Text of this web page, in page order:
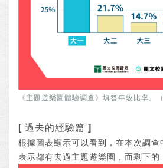
《主題遊樂園體驗調查》填答年級比率。
[ 過去的經驗篇 ]
根據圖表顯示可以看到，在本次調
表示都有去過主題遊樂園，而剩下的